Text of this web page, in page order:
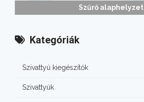
Szűrő alaphelyzet
Kategóriák
Szivattyú kiegészítők
Szivattyúk